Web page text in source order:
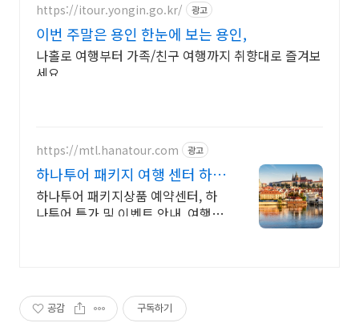
https://itour.yongin.go.kr/ 광고
이번 주말은 용인 한눈에 보는 용인,
나홀로 여행부터 가족/친구 여행까지 취향대로 즐겨보
세요
https://mtl.hanatour.com 광고
하나투어 패키지 여행 센터 하나
투어 공식인증예약센터 !
하나투어 패키지상품 예약센터, 하
나투어 특가 및 이벤트 안내, 여행은
공감 구독하기